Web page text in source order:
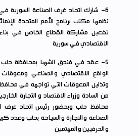
6- شارك اتحاد غرف الصناعة السورية في
نظمها مكتب برنامج الأمم المتحدة
تفعيل مشاركة القطاع الخاص في
الاقتصادي في سورية
5- عقد في فندق الشهبا بمحافظة حلب
الواقع الاقتصادي والصناعي
وتذليل المعوقات التي تواجهه في
من السادة وزراء الاقتصاد و التجارة
محافظ حلب وبحضور رئيس اتحاد غرف
الصناعة والتجارة والسياحة بحلب وعدد
والحرفيين والمهتمين